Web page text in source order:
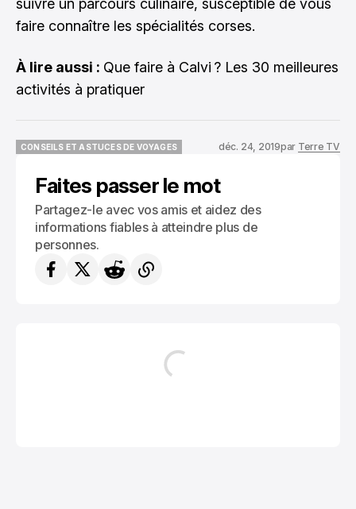
suivre un parcours culinaire, susceptible de vous
faire connaître les spécialités corses.
À lire aussi : Que faire à Calvi ? Les 30 meilleures
activités à pratiquer
CONSEILS ET ASTUCES DE VOYAGES
déc. 24, 2019par Terre TV
Faites passer le mot
Partagez-le avec vos amis et aidez des
informations fiables à atteindre plus de
personnes.